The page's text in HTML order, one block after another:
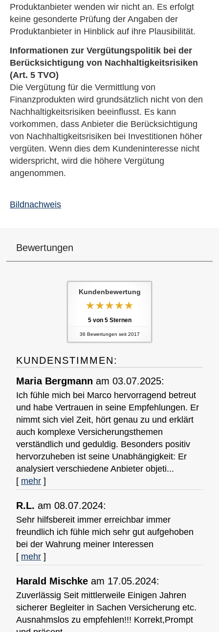
Produktanbieter wenden wir nicht an. Es erfolgt
keine gesonderte Prüfung der Angaben der
Produktanbieter in Hinblick auf ihre Plausibilität.
Informationen zur Vergütungspolitik bei der
Berücksichtigung von Nachhaltigkeitsrisiken
(Art. 5 TVO)
Die Vergütung für die Vermittlung von
Finanzprodukten wird grundsätzlich nicht von den
Nachhaltigkeitsrisiken beeinflusst. Es kann
vorkommen, dass Anbieter die Berücksichtigung
von Nachhaltigkeitsrisiken bei Investitionen höher
vergüten. Wenn dies dem Kundeninteresse nicht
widerspricht, wird die höhere Vergütung
angenommen.
Bildnachweis
Bewertungen
Kundenbewertung
5von 5Sternen
36 Bewertungen seit 2017
KUNDENSTIMMEN:
Maria Bergmann am 03.07.2025:
Ich fühle mich bei Marco hervorragend betreut
und habe Vertrauen in seine Empfehlungen. Er
nimmt sich viel Zeit, hört genau zu und erklärt
auch komplexe Versicherungsthemen
verständlich und geduldig. Besonders positiv
hervorzuheben ist seine Unabhängigkeit: Er
analysiert verschiedene Anbieter objeti...
[ mehr ]
R.L. am 08.07.2024:
Sehr hilfsbereit immer erreichbar immer
freundlich ich fühle mich sehr gut aufgehoben
bei der Wahrung meiner Interessen
[ mehr ]
Harald Mischke am 17.05.2024:
Zuverlässig Seit mittlerweile Einigen Jahren
sicherer Begleiter in Sachen Versicherung etc.
Ausnahmslos zu empfehlen!!! Korrekt,Prompt